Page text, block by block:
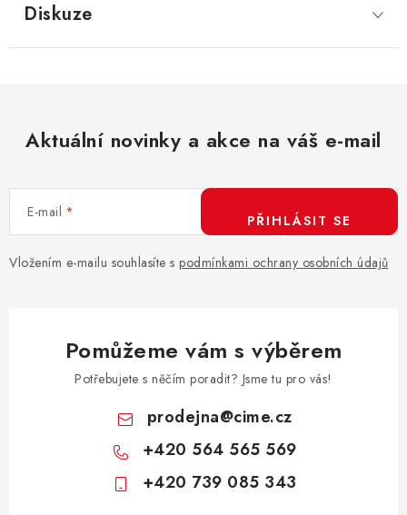
Diskuze
Aktuální novinky a akce na váš e-mail
E-mail
Vložením e-mailu souhlasíte s podmínkami ochrany osobních údajů
PŘIHLÁSIT SE
Pomůžeme vám s výběrem
Potřebujete s něčím poradit? Jsme tu pro vás!
prodejna@cime.cz
+420 564 565 569
+420 739 085 343